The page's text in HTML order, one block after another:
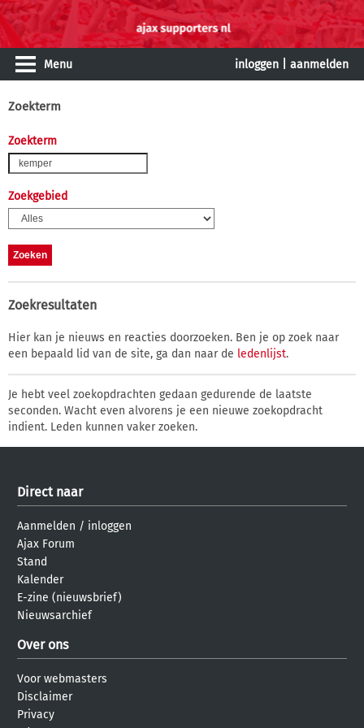
Menu inloggen aanmelden
Zoekterm
Zoekterm
Zoekgebied
Zoekresultaten
Hier kan je nieuws en reacties doorzoeken. Ben je op zoek naar
een bepaald lid van de site, ga dan naar de ledenlijst.
Je hebt veel zoekopdrachten gedaan gedurende de laatste
seconden. Wacht even alvorens je een nieuwe zoekopdracht
indient. Leden kunnen vaker zoeken.
Direct naar
Aanmelden / inloggen
Ajax Forum
Stand
Kalender
E-zine (nieuwsbrief)
Nieuwsarchief
Over ons
Voor webmasters
Disclaimer
Privacy